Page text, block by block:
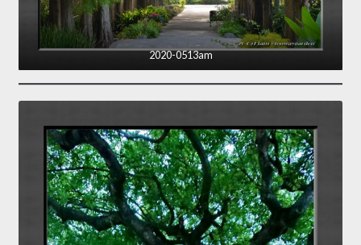
2020-0513am